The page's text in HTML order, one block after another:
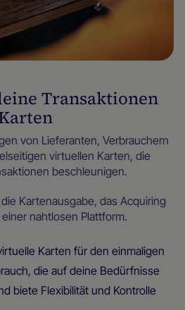
Transaktionen
von Lieferanten, Verbrauchern
virtuellen Karten, die
beschleunigen.
Kartenausgabe, das Acquiring
nahtlosen Plattform.
Karten für den einmaligen
die auf deine Bedürfnisse
biete Flexibilität und Kontrolle